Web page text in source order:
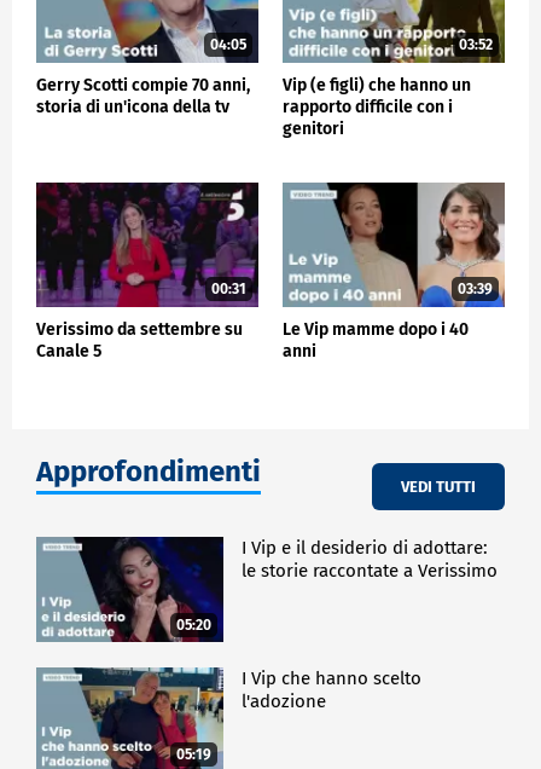
04:05
Gerry Scotti compie 70 anni,
storia di un'icona della tv
03:52
Vip (e figli) che hanno un
rapporto difficile con i
genitori
00:31
Verissimo da settembre su
Canale 5
03:39
Le Vip mamme dopo i 40
anni
Approfondimenti VEDI TUTTI
05:20
I Vip e il desiderio di adottare:
le storie raccontate a Verissimo
05:19
I Vip che hanno scelto
l'adozione